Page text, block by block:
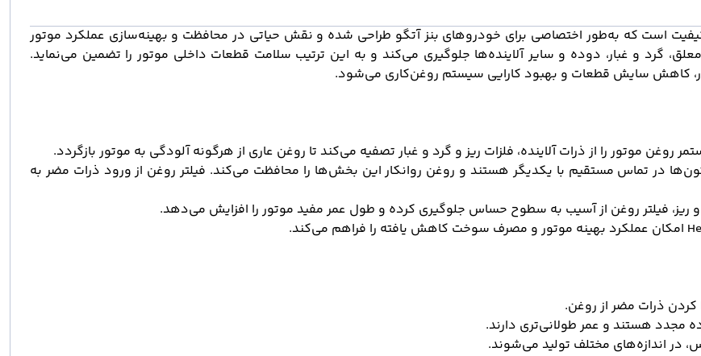
است که بهطور اختصاصی برای خودروهای بنز آتگو طراحی شده و نقش حیاتی در محافظت و بهینهسازی عملکرد موتور
گرد و غبار، دوده و سایر آلایندهها جلوگیری میکند و به این ترتیب سلامت قطعات داخلی موتور را تضمین مینماید.
کاهش سایش قطعات و بهبود کارایی سیستم روغنکاری میشود.
روغن موتور را از ذرات آلاینده، فلزات ریز و گرد و غبار تصفیه میکند تا روغن عاری از هرگونه آلودگی به موتور بازگردد.
ها در تماس مستقیم با یکدیگر هستند و روغن روانکار این بخشها را محافظت میکند. فیلتر روغن از ورود ذرات مضر به
ریز، فیلتر روغن از آسیب به سطوح حساس جلوگیری کرده و طول عمر مفید موتور را افزایش میدهد.
امکان عملکرد بهینه موتور و مصرف سوخت کاهش یافته را فراهم میکند.
کردن ذرات مضر از روغن.
مجدد هستند و عمر طولانیتری دارند.
در اندازههای مختلف تولید میشوند.